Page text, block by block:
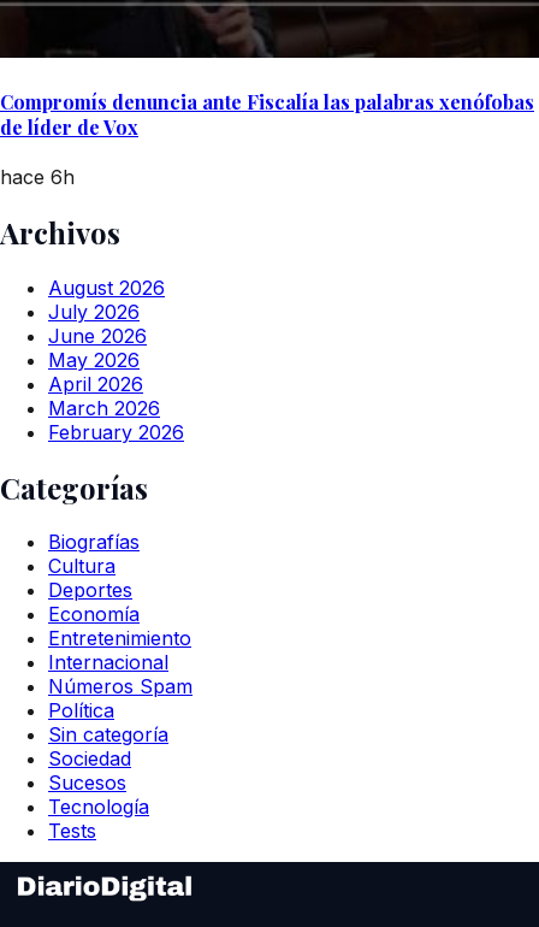
Compromís denuncia ante Fiscalía las palabras xenófobas
de líder de Vox
hace 6h
Archivos
August 2026
July 2026
June 2026
May 2026
April 2026
March 2026
February 2026
Categorías
Biografías
Cultura
Deportes
Economía
Entretenimiento
Internacional
Números Spam
Política
Sin categoría
Sociedad
Sucesos
Tecnología
Tests